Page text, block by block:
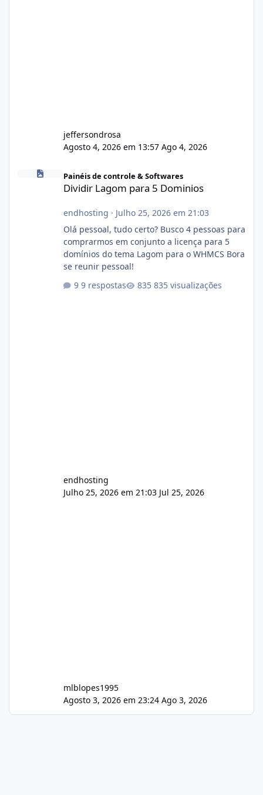
jeffersondrosa
Agosto 4, 2026 em 13:57 Ago 4, 2026
Dividir Lagom para 5 Dominios
Painéis de controle & Softwares
Dividir Lagom para 5 Dominios
endhosting · Julho 25, 2026 em 21:03
Olá pessoal, tudo certo? Busco 4 pessoas para
comprarmos em conjunto a licença para 5
domínios do tema Lagom para o WHMCS Bora
se reunir pessoal!
9 respostas
835 visualizações
endhosting
Julho 25, 2026 em 21:03 Jul 25, 2026
mlblopes1995
Agosto 3, 2026 em 23:24 Ago 3, 2026